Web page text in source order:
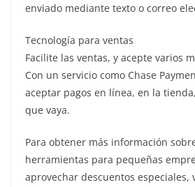
enviado mediante texto o correo
Tecnología para ventas
Facilite las ventas, y acepte varios
Con un servicio como Chase
aceptar pagos en línea, en la
que vaya.
Para obtener más información
herramientas para pequeñas
aprovechar descuentos especiales,